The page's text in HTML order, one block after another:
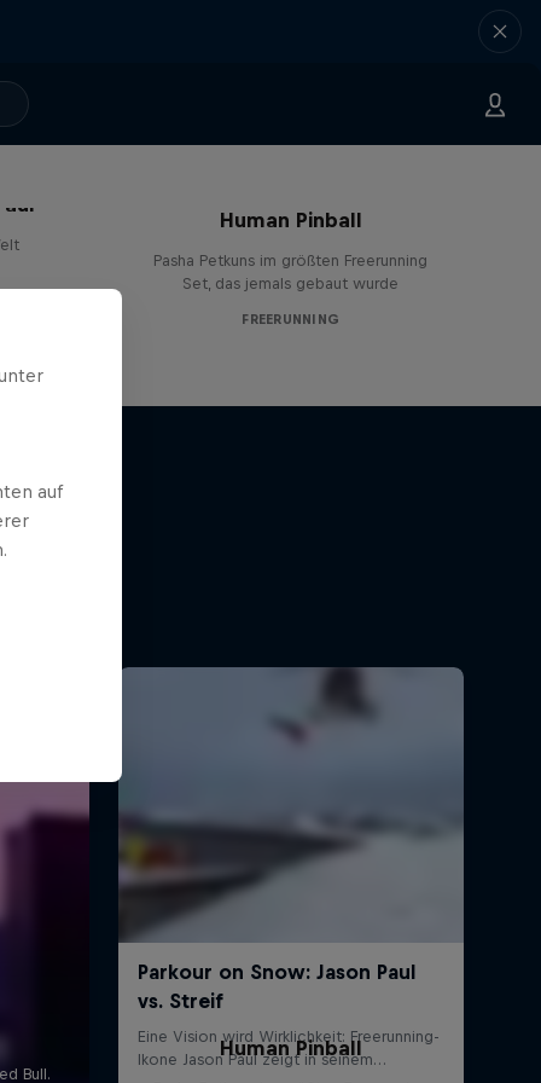
Human Pinball
Pasha Petkuns im größten Freerunning
Set, das jemals gebaut wurde
FREERUNNING
Human Pinball
auf